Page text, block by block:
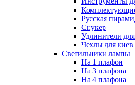
Русская
Снукер
Удлинители
Чехлы для киев
Светильники лампы
На 1 плафон
На 3 плафона
На 4 плафона